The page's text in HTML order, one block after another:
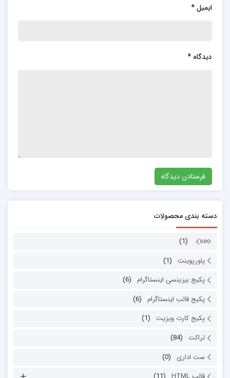
ایمیل*
دیدگاه *
دسته بندی محصولات
seo
(1)
پاورپوینت
(1)
پکیج بیزینسی اینستاگرام (6)
پکیج قالب اینستاگرام (6)
پکیج کارت ویزیت
(1)
تراکت
(84)
ست اداری
(0)